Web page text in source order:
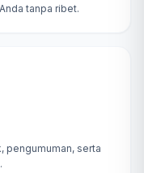
tanpa ribet.
pengumuman, serta